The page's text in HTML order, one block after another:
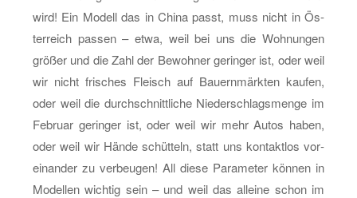
wird! Ein Mo­dell das in China passt, muss nicht in Ös­
ter­reich pas­sen – etwa, weil bei uns die Woh­nun­gen
grö­ßer und die Zahl der Be­woh­ner ge­rin­ger ist, oder weil
wir nicht fri­sches Fleisch auf Bau­ern­märk­ten kau­fen,
oder weil die durch­schnitt­li­che Nie­der­schlags­men­ge im
Fe­bru­ar ge­rin­ger ist, oder weil wir mehr Autos haben,
oder weil wir Hände schüt­teln, statt uns kon­takt­los vor­
ein­an­der zu ver­beu­gen! All diese Pa­ra­me­ter kön­nen in
Mo­del­len wich­tig sein – und weil das al­lei­ne schon im